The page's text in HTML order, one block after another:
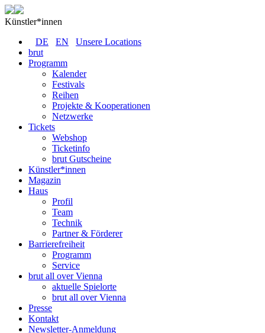
Künstler*innen
DE
EN
Unsere Locations
brut
Programm
Kalender
Festivals
Reihen
Projekte & Kooperationen
Netzwerke
Tickets
Webshop
Ticketinfo
brut Gutscheine
Künstler*innen
Magazin
Haus
Profil
Team
Technik
Partner & Förderer
Barrierefreiheit
Programm
Service
brut all over Vienna
aktuelle Spielorte
brut all over Vienna
Presse
Kontakt
Newsletter-Anmeldung